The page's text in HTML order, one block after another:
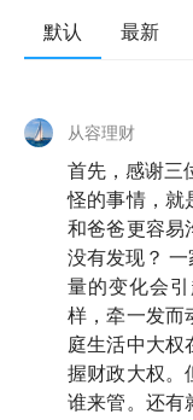
欢迎来到知行小
去年父亲节的时
说真的，你搞
》，当时我们说：
「虽然我们日常
业大家们的财富
我们的父辈是如
状况而奔忙半生
却不曾认真想过
默认 最新
从容理财
首先，感谢三
怪的事情，就
和爸爸更容易
没有发现？
量的变化会
样，牵一发而
庭生活中大权
握财政大权。
谁来管。还有